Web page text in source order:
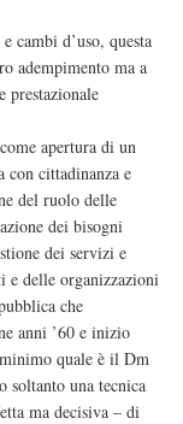
cambi d’uso, questa
adempimento ma a
prestazionale
apertura di un
con cittadinanza e
del ruolo delle
dei bisogni
dei servizi e
e delle organizzazioni
che
anni ’60 e inizio
quale è il Dm
soltanto una tecnica
ma decisiva – di